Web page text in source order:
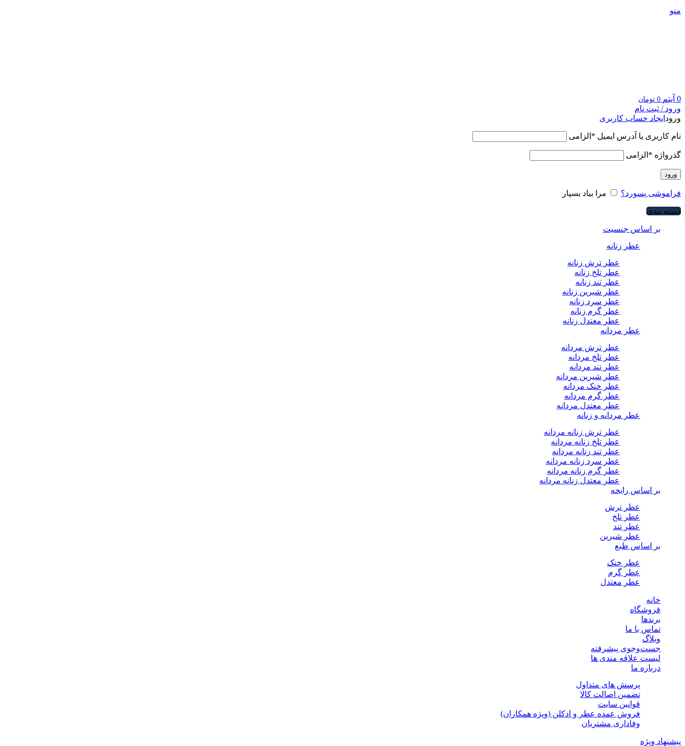
منو
0 آیتم 0 تومان
ورود / ثبت نام
ورود ایجاد حساب کاربری
نام کاربری یا آدرس ایمیل * الزامی
گذرواژه * الزامی
ورود
فراموشی پسورد؟ مرا بیاد بسپار
دسته بندی
بر اساس جنسیت
عطر زنانه
عطر ترش زنانه
عطر تلخ زنانه
عطر تند زنانه
عطر شیرین زنانه
عطر سرد زنانه
عطر گرم زنانه
عطر معتدل زنانه
عطر مردانه
عطر ترش مردانه
عطر تلخ مردانه
عطر تند مردانه
عطر شیرین مردانه
عطر خنک مردانه
عطر گرم مردانه
عطر معتدل مردانه
عطر مردانه و زنانه
عطر ترش زنانه مردانه
عطر تلخ زنانه مردانه
عطر تند زنانه مردانه
عطر سرد زنانه مردانه
عطر گرم زنانه مردانه
عطر معتدل زنانه مردانه
بر اساس رایحه
عطر ترش
عطر تلخ
عطر تند
عطر شیرین
بر اساس طبع
عطر خنک
عطر گرم
عطر معتدل
خانه
فروشگاه
برندها
تماس با ما
وبلاگ
جست‌وجوی پیشرفته
لیست علاقه مندی ها
درباره ما
پرسش های متداول
تضمین اصالت کالا
قوانین سایت
فروش عمده عطر و ادکلن (ویژه همکاران)
وفاداری مشتریان
پیشنهاد ویژه